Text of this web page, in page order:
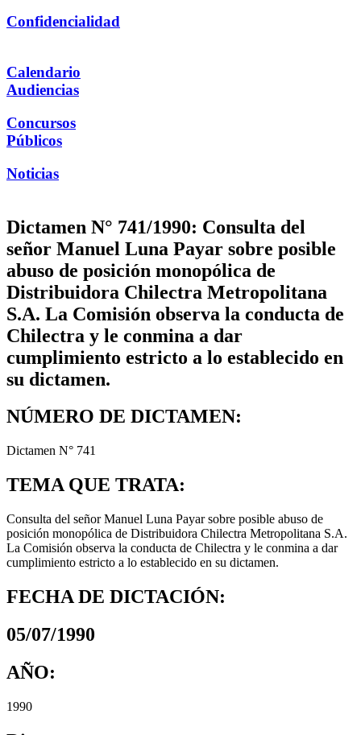
Confidencialidad
Calendario
Audiencias
Concursos
Públicos
Noticias
Dictamen N° 741/1990: Consulta del
señor Manuel Luna Payar sobre posible
abuso de posición monopólica de
Distribuidora Chilectra Metropolitana
S.A. La Comisión observa la conducta de
Chilectra y le conmina a dar
cumplimiento estricto a lo establecido en
su dictamen.
NÚMERO DE DICTAMEN:
Dictamen N° 741
TEMA QUE TRATA:
Consulta del señor Manuel Luna Payar sobre posible abuso de
posición monopólica de Distribuidora Chilectra Metropolitana S.A.
La Comisión observa la conducta de Chilectra y le conmina a dar
cumplimiento estricto a lo establecido en su dictamen.
FECHA DE DICTACIÓN:
05/07/1990
AÑO:
1990